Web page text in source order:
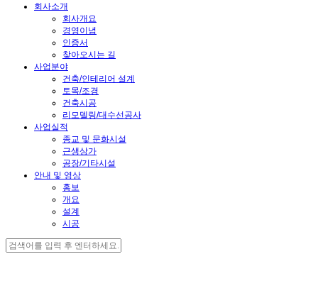
회사소개
회사개요
경영이념
인증서
찾아오시는 길
사업분야
건축/인테리어 설계
토목/조경
건축시공
리모델링/대수선공사
사업실적
종교 및 문화시설
근생상가
공장/기타시설
안내 및 영상
홍보
개요
설계
시공